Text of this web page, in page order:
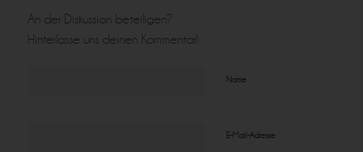
An der Diskussion beteiligen?
Hinterlasse uns deinen Kommentar!
Name
E-Mail-Adresse